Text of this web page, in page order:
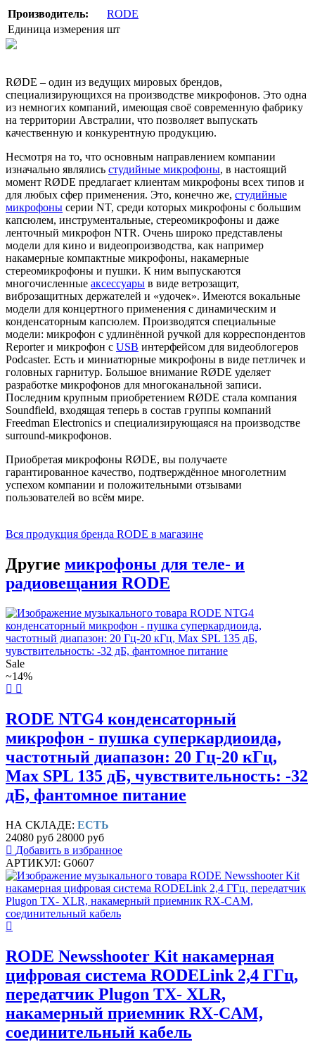
Производитель:
RODE
Единица измерения шт
RØDE – один из ведущих мировых брендов,
специализирующихся на производстве микрофонов. Это одна
из немногих компаний, имеющая своё современную фабрику
на территории Австралии, что позволяет выпускать
качественную и конкурентную продукцию.
Несмотря на то, что основным направлением компании
изначально являлись студийные микрофоны, в настоящий
момент RØDE предлагает клиентам микрофоны всех типов и
для любых сфер применения. Это, конечно же, студийные
микрофоны серии NT, среди которых микрофоны с большим
капсюлем, инструментальные, стереомикрофоны и даже
ленточный микрофон NTR. Очень широко представлены
модели для кино и видеопроизводства, как например
накамерные компактные микрофоны, накамерные
стереомикрофоны и пушки. К ним выпускаются
многочисленные аксессуары в виде ветрозащит,
виброзащитных держателей и «удочек». Имеются вокальные
модели для концертного применения с динамическим и
конденсаторным капсюлем. Производятся специальные
модели: микрофон с удлинённой ручкой для корреспондентов
Reporter и микрофон с USB интерфейсом для видеоблогеров
Podcaster. Есть и миниатюрные микрофоны в виде петличек и
головных гарнитур. Большое внимание RØDE уделяет
разработке микрофонов для многоканальной записи.
Последним крупным приобретением RØDE стала компания
Soundfield, входящая теперь в состав группы компаний
Freedman Electronics и специализирующаяся на производстве
surround-микрофонов.
Приобретая микрофоны RØDE, вы получаете
гарантированное качество, подтверждённое многолетним
успехом компании и положительными отзывами
пользователей во всём мире.
Вся продукция бренда RODE в магазине
Другие микрофоны для теле- и
радиовещания RODE
Sale
~14%
RODE NTG4 конденсаторный
микрофон - пушка суперкардиоида,
частотный диапазон: 20 Гц-20 кГц,
Max SPL 135 дБ, чувствительность: -32
дБ, фантомное питание
НА СКЛАДЕ: ЕСТЬ
24080 руб 28000 руб
Добавить в избранное
АРТИКУЛ: G0607
RODE Newsshooter Kit накамерная
цифровая система RODELink 2,4 ГГц,
передатчик Plugon TX- XLR,
накамерный приемник RX-CAM,
соединительный кабель